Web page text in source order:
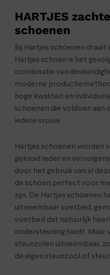
HARTJES
schoenen
Bij Hartjes schoenen
Hartjes schoen is het
combinatie van
moderne
hoge kwaliteit en
schoenen die voldoen aan
iedere vrouw.
Hartjes schoenen worden
gelooid leder en
door het gebruik van al
de schoen perfect voor
zijn. De Hartjes schoenen
uitneembaar voetbed,
voetbed dat natuurlijk
ondersteuning biedt. Maar
steunzolen uitneembaar,
de eigen steunzool of